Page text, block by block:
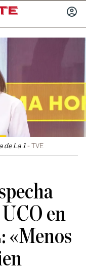
de La 1 TVE
en
«Menos